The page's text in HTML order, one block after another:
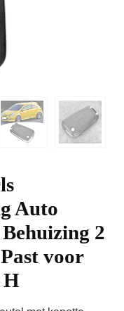
Auto
2
voor
H